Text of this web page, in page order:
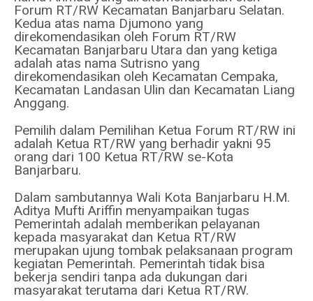
Forum RT/RW Kecamatan Banjarbaru Selatan.
Kedua atas nama Djumono yang
direkomendasikan oleh Forum RT/RW
Kecamatan Banjarbaru Utara dan yang ketiga
adalah atas nama Sutrisno yang
direkomendasikan oleh Kecamatan Cempaka,
Kecamatan Landasan Ulin dan Kecamatan Liang
Anggang.
Pemilih dalam Pemilihan Ketua Forum RT/RW ini
adalah Ketua RT/RW yang berhadir yakni 95
orang dari 100 Ketua RT/RW se-Kota
Banjarbaru.
Dalam sambutannya Wali Kota Banjarbaru H.M.
Aditya Mufti Ariffin menyampaikan tugas
Pemerintah adalah memberikan pelayanan
kepada masyarakat dan Ketua RT/RW
merupakan ujung tombak pelaksanaan program
kegiatan Pemerintah. Pemerintah tidak bisa
bekerja sendiri tanpa ada dukungan dari
masyarakat terutama dari Ketua RT/RW.